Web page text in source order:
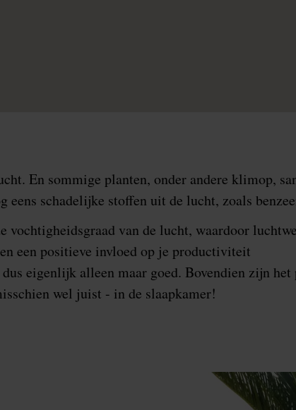
En sommige planten, onder andere klimop,
eens schadelijke stoffen uit de lucht, zoals
vochtigheidsgraad van de lucht, waardoor
een positieve invloed op je productiviteit
eigenlijk alleen maar goed. Bovendien zijn het
wel juist - in de slaapkamer!